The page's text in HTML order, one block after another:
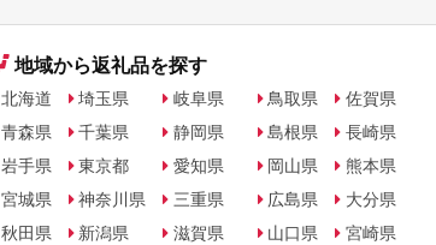
地域から返礼品を探す
北海道
青森県
岩手県
宮城県
秋田県
埼玉県
千葉県
東京都
神奈川県
新潟県
岐阜県
静岡県
愛知県
三重県
滋賀県
鳥取県
島根県
岡山県
広島県
山口県
佐賀県
長崎県
熊本県
大分県
宮崎県